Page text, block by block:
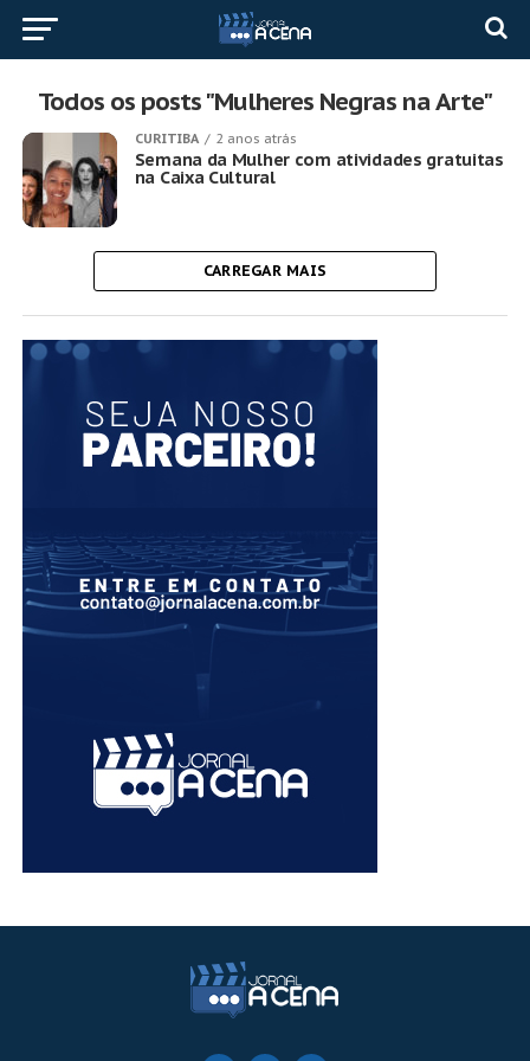
Todos os posts "Mulheres Negras na Arte"
CURITIBA 2 anos atrás
Semana da Mulher com atividades gratuitas
na Caixa Cultural
CARREGAR MAIS